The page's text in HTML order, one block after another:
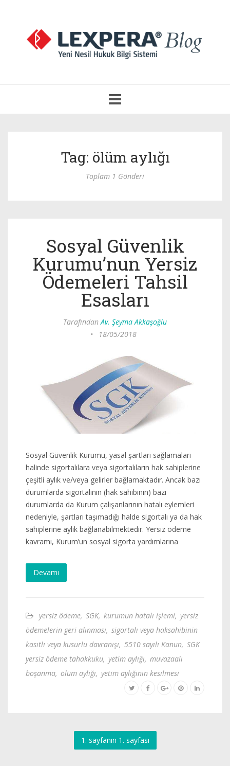
Aç
Tag: ölüm aylığı
Toplam 1 Gönderi
Sosyal Güvenlik
Kurumu’nun Yersiz
Ödemeleri Tahsil
Esasları
TarafındanAv. Şeyma Akkaşoğlu
•
18/05/2018
Sosyal Güvenlik Kurumu, yasal şartları sağlamaları
halinde sigortalılara veya sigortalıların hak sahiplerine
çeşitli aylık ve/veya gelirler bağlamaktadır. Ancak bazı
durumlarda sigortalının (hak sahibinin) bazı
durumlarda da Kurum çalışanlarının hatalı eylemleri
nedeniyle, şartları taşımadığı halde sigortalı ya da hak
sahiplerine aylık bağlanabilmektedir. Yersiz ödeme
kavramı, Kurum’un sosyal sigorta yardımlarına
Devamı
yersiz ödeme, SGK, kurumun hatalı işlemi, yersiz
ödemelerin geri alınması, sigortalı veya haksahibinin
kasıtlı veya kusurlu davranışı, 5510 sayılı Kanun, SGK
yersiz ödeme tahakkuku, yetim aylığı, muvazaalı
boşanma, ölüm aylığı, yetim aylığının kesilmesi
1. sayfanın 1. sayfası